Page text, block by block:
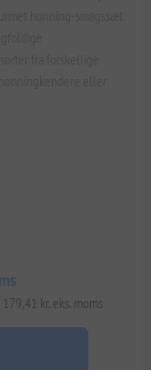
kr. eks. moms